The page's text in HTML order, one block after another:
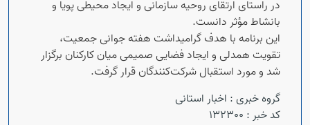
در راستای ارتقای روحیه سازمانی و ایجاد محیطی پویا و
بانشاط مؤثر دانست.
این برنامه با هدف گرامیداشت هفته جوانی جمعیت،
تقویت همدلی و ایجاد فضایی صمیمی میان کارکنان برگزار
شد و مورد استقبال شرکت‌کنندگان قرار گرفت.
گروه خبری : اخبار استانی
کد خبر : 132300